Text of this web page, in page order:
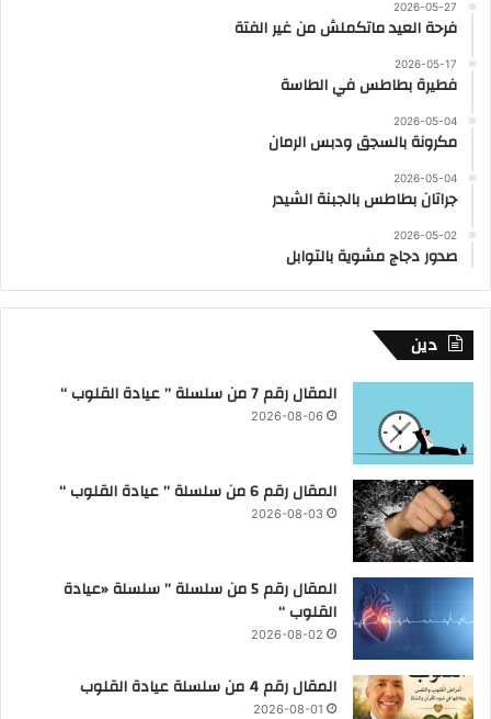
2026-05-27
فرحة العيد ماتكملش من غير الفتة
2026-05-17
فطيرة بطاطس في الطاسة
2026-05-04
مكرونة بالسجق ودبس الرمان
2026-05-04
جراتان بطاطس بالجبنة الشيدر
2026-05-02
صدور دجاج مشوية بالتوابل
دين
المقال رقم 7 من سلسلة ” عيادة القلوب “
2026-08-06
المقال رقم 6 من سلسلة ” عيادة القلوب “
2026-08-03
المقال رقم 5 من سلسلة ” سلسلة «عيادة
القلوب “
2026-08-02
المقال رقم 4 من سلسلة عيادة القلوب
2026-08-01